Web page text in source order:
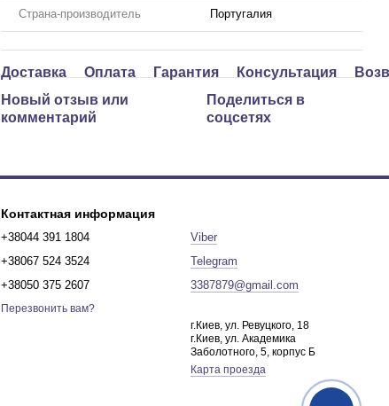
Страна-производитель Португалия
Доставка Оплата Гарантия Консультация
Новый отзыв или
комментарий
Поделиться в
соцсетях
Контактная информация
+38044 391 1804
+38067 524 3524
+38050 375 2607
Перезвонить вам?
Viber
Telegram
3387879@gmail.com
г.Киев, ул. Ревуцкого, 18
г.Киев, ул. Академика
Заболотного, 5, корпус Б
Карта проезда